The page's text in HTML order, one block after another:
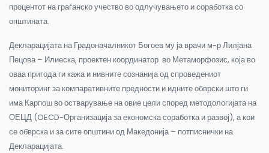
процентот на граѓанско учество во одлучувањето и соработка со
општината.
Декларацијата на Градоначалникот Богоев му ја врачи м-р Лилјана
Пецова – Илиеска, проектен координатор во Метаморфозис, која во
оваа пригода ги кажа и нивните сознанија од спроведениот
мониторинг за компаративните предности и идните обврски што ги
има Карпош во остварување на овие цели според методологијата на
ОЕЦД (OECD-Организација за економска соработка и развој), а кои
се обврска и за сите општини од Македонија – потписнички на
Декларацијата.